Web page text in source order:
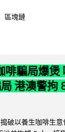
區塊鏈
啡騙局爆煲
港澳警拘
破以養生咖啡生